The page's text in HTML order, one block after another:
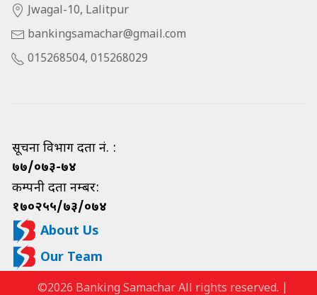
Jwagal-10, Lalitpur
bankingsamachar@gmail.com
015268504, 015268029
सूचना विभाग दर्ता नं. :
७७/०७३-७४
कम्पनी दर्ता नम्बर:
१७०२५५/७३/०७४
About Us
Our Team
©2026 Banking Samachar All rights reserved. |